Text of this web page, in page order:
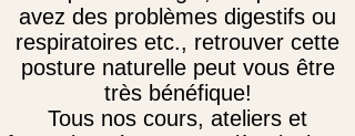
avez des problèmes digestifs ou
respiratoires etc., retrouver cette
posture naturelle peut vous être
très bénéfique!
Tous nos cours, ateliers et